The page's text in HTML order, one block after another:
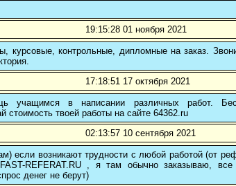
19:15:28 01 ноября 2021
курсовые, контрольные, дипломные на заказ.
17:18:51 17 октября 2021
учащимся в написании различных работ.
стоимость твоей работы на сайте 64362.ru
02:13:57 10 сентября 2021
если возникают трудности с любой работой (от
REFERAT.RU , я там обычно заказываю,
денег не берут)